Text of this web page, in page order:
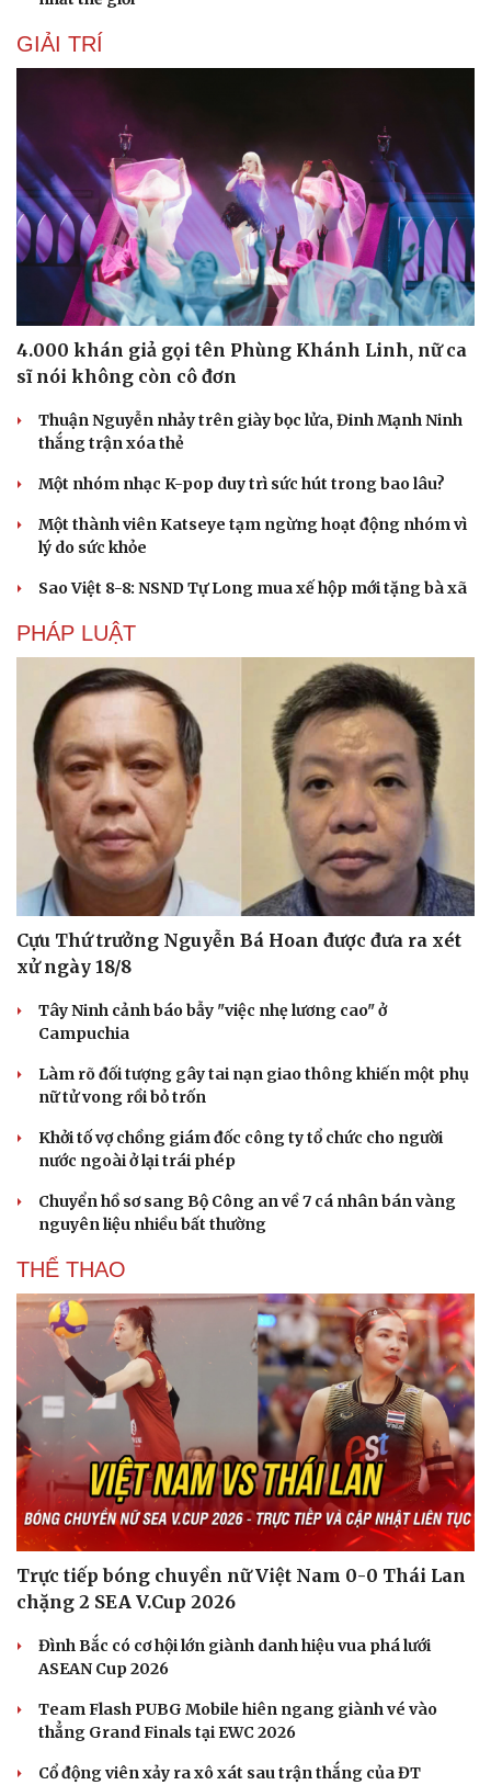
Du lịch
Tư vấn
Săn Tour
check-in
Podcast
Câu chuyện thời
Đọc truyện đêm
Cửa sổ tình yêu
Hạt giống tâm hồn
GIẢI TRÍ
4.000 khán giả gọi tên Phùng Khánh Linh, nữ ca
sĩ nói không còn cô đơn
Thuận Nguyễn nhảy trên giày bọc lửa, Đinh Mạnh Ninh
thắng trận xóa thẻ
Một nhóm nhạc K-pop duy trì sức hút trong bao lâu?
Một thành viên Katseye tạm ngừng hoạt động nhóm vì
lý do sức khỏe
Sao Việt 8-8: NSND Tự Long mua xế hộp mới tặng bà xã
PHÁP LUẬT
Cựu Thứ trưởng Nguyễn Bá Hoan được đưa ra xét
xử ngày 18/8
Tây Ninh cảnh báo bẫy "việc nhẹ lương cao" ở
Campuchia
Làm rõ đối tượng gây tai nạn giao thông khiến một phụ
nữ tử vong rồi bỏ trốn
Khởi tố vợ chồng giám đốc công ty tổ chức cho người
nước ngoài ở lại trái phép
Chuyển hồ sơ sang Bộ Công an về 7 cá nhân bán vàng
nguyên liệu nhiều bất thường
THỂ THAO
Trực tiếp bóng chuyền nữ Việt Nam 0-0 Thái Lan
chặng 2 SEA V.Cup 2026
Đình Bắc có cơ hội lớn giành danh hiệu vua phá lưới
ASEAN Cup 2026
Team Flash PUBG Mobile hiên ngang giành vé vào
thẳng Grand Finals tại EWC 2026
Cổ động viên xảy ra xô xát sau trận thắng của ĐT